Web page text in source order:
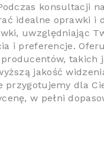
konsultacji
idealne oprawki i
uwzględniając
i preferencje.
takich
jakość
przygotujemy dla
w pełni